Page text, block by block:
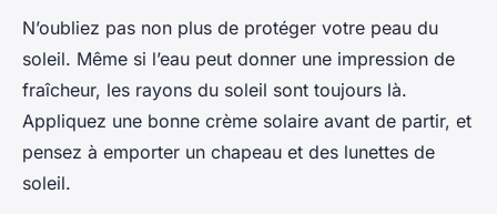
N’oubliez pas non plus de protéger votre peau du
soleil. Même si l’eau peut donner une impression de
fraîcheur, les rayons du soleil sont toujours là.
Appliquez une bonne crème solaire avant de partir, et
pensez à emporter un chapeau et des lunettes de
soleil.